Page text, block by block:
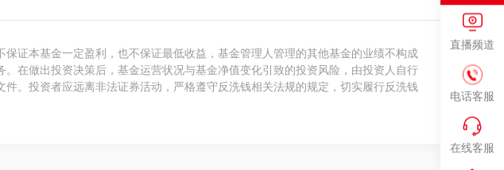
直播频道
电话客服
在线客服
证本基金一定盈利，也不保证最低收益，基金管理人管理的其他基金的业绩不构成
在做出投资决策后，基金运营状况与基金净值变化引致的投资风险，由投资人自行
。投资者应远离非法证券活动，严格遵守反洗钱相关法规的规定，切实履行反洗钱